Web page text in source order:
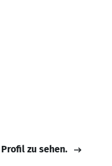
zu sehen.